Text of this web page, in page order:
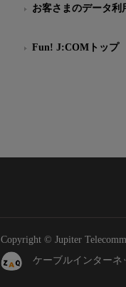
お客さまのデータ利
Fun! J:COMトップ
Copyright © Jupiter
ケーブルインターネ